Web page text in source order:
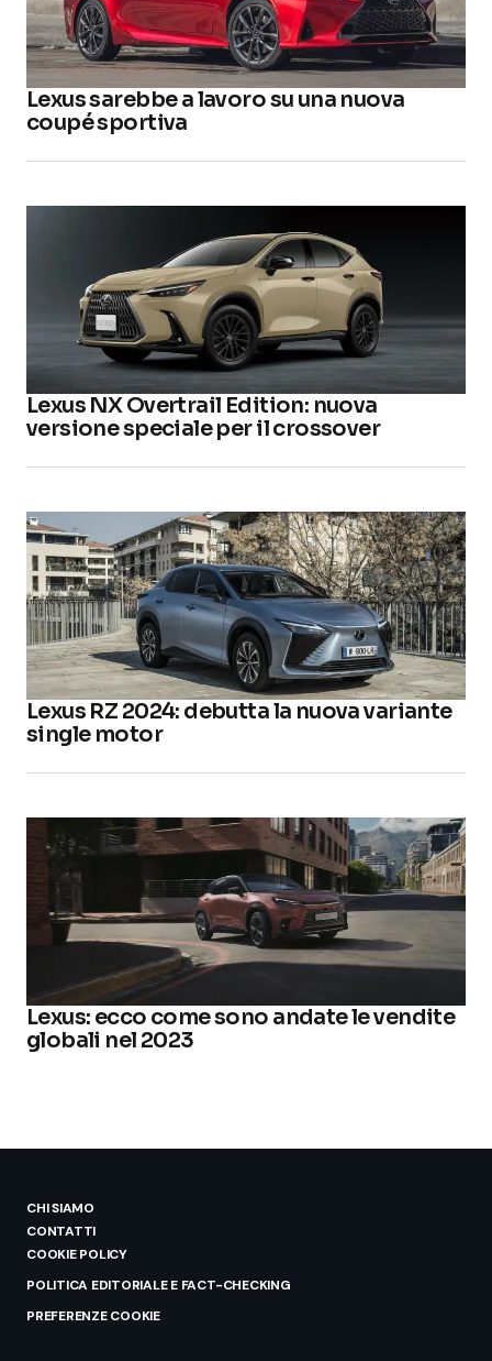
Lexus sarebbe a lavoro su una nuova
coupé sportiva
Lexus NX Overtrail Edition: nuova
versione speciale per il crossover
Lexus RZ 2024: debutta la nuova variante
single motor
Lexus: ecco come sono andate le vendite
globali nel 2023
CHI SIAMO
CONTATTI
COOKIE POLICY
POLITICA EDITORIALE E FACT-CHECKING
PREFERENZE COOKIE